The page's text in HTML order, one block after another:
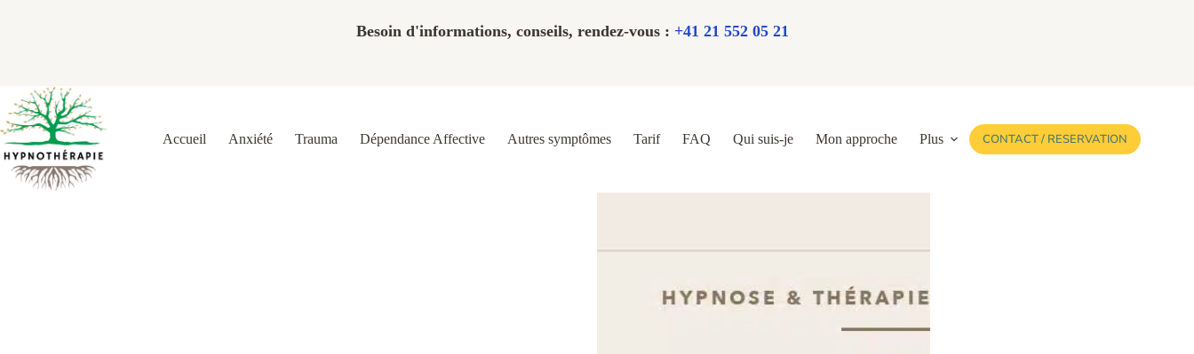
Besoin d'informations, conseils, rendez-vous : +41 21 552 05 21
Accueil Anxiété Trauma Dépendance Affective Autres symptômes Tarif FAQ Qui suis-je Mon approche Plus CONTACT / RESERVATION